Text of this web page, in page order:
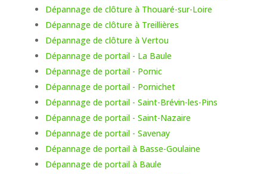
Dépannage de clôture à Thouaré-sur-Loire
Dépannage de clôture à Treillières
Dépannage de clôture à Vertou
Dépannage de portail - La Baule
Dépannage de portail - Pornic
Dépannage de portail - Pornichet
Dépannage de portail - Saint-Brévin-les-Pins
Dépannage de portail - Saint-Nazaire
Dépannage de portail - Savenay
Dépannage de portail à Basse-Goulaine
Dépannage de portail à Baule